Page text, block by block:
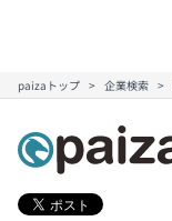
paizaトップ 企業検索